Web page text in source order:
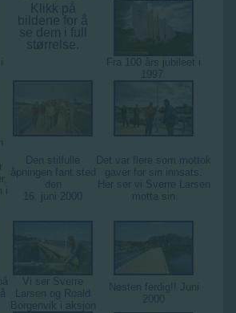
Klikk på
bildene for å
se dem i full
størrelse.
Fra 100 års jubileet i
1997.
i
Den stilfulle
åpningen fant sted
den
16. juni 2000
Det var flere som mottok
gaver for sin innsats.
Her ser vi Sverre Larsen
motta sin
Vi ser Sverre
Larsen og Roald
Borgenvik i aksjon
Nesten ferdig!! Juni
2000